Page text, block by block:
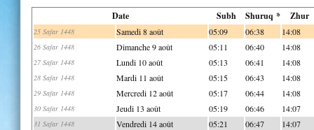
Date Subh Shuruq * Zhur
25 Safar 1448 Samedi 8 août 05:09 06:38 14:08
26 Safar 1448 Dimanche 9 août 05:11 06:40 14:08
27 Safar 1448 Lundi 10 août 05:13 06:41 14:08
28 Safar 1448 Mardi 11 août 05:15 06:43 14:08
29 Safar 1448 Mercredi 12 août 05:17 06:44 14:08
30 Safar 1448 Jeudi 13 août 05:19 06:46 14:07
31 Safar 1448 Vendredi 14 août 05:21 06:47 14:07